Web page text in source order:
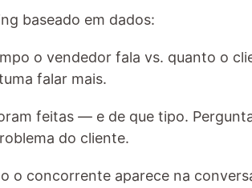
baseado em dados:
o vendedor fala vs. quanto o
falar mais.
feitas — e de que tipo.
do cliente.
o concorrente aparece na